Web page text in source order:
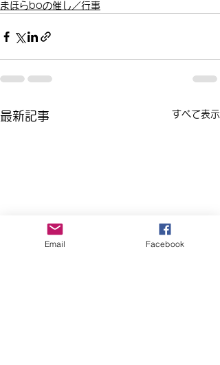
まほらboの催し／行事
最新記事 すべて表示
Email Facebook